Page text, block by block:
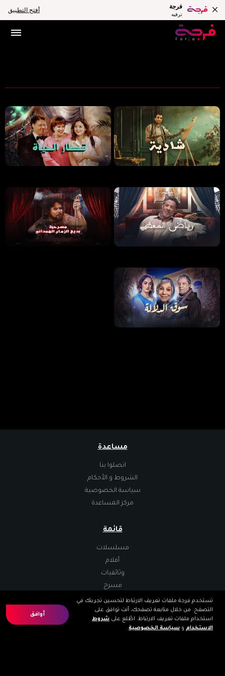
فرجة
ترفيه
أفتح التطبيق
تستخدم فرجة ملفات تعريف الارتباط لتحسين تجربتك في
التصفح. من خلال متابعة تصفحك، أنت توافق على
استخدام ملفات تعريف الارتباط. اطّلع على شروط
الاستخدام و سياسة الخصوصية.
أوافق
مساعدة
اتصلوا بنا
الشروط و الأحكام
سياسة الخصوصية
مركز المساعدة
قائمة
مسلسلات
أفلام
وثائقيات
مسرح
تطبيقات